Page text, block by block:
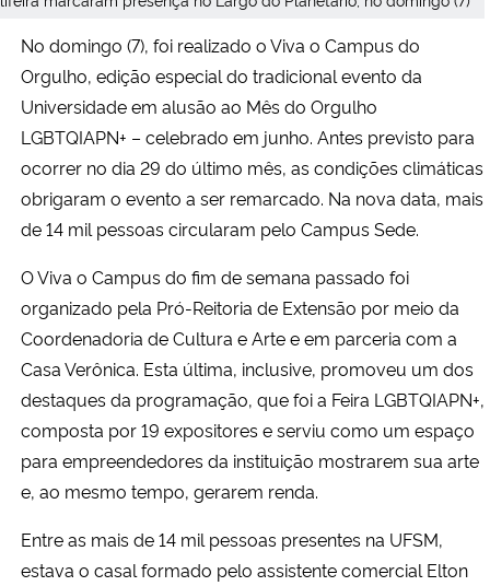
Banco Central do Brasil
Planalto
No domingo (7), foi realizado o Viva o Campus do
Orgulho, edição especial do tradicional evento da
Universidade em alusão ao Mês do Orgulho
LGBTQIAPN+ – celebrado em junho. Antes previsto para
ocorrer no dia 29 do último mês, as condições climáticas
obrigaram o evento a ser remarcado. Na nova data, mais
de 14 mil pessoas circularam pelo Campus Sede.
O Viva o Campus do fim de semana passado foi
organizado pela Pró-Reitoria de Extensão por meio da
Coordenadoria de Cultura e Arte e em parceria com a
Casa Verônica. Esta última, inclusive, promoveu um dos
destaques da programação, que foi a Feira LGBTQIAPN+,
composta por 19 expositores e serviu como um espaço
para empreendedores da instituição mostrarem sua arte
e, ao mesmo tempo, gerarem renda.
Entre as mais de 14 mil pessoas presentes na UFSM,
estava o casal formado pelo assistente comercial Elton